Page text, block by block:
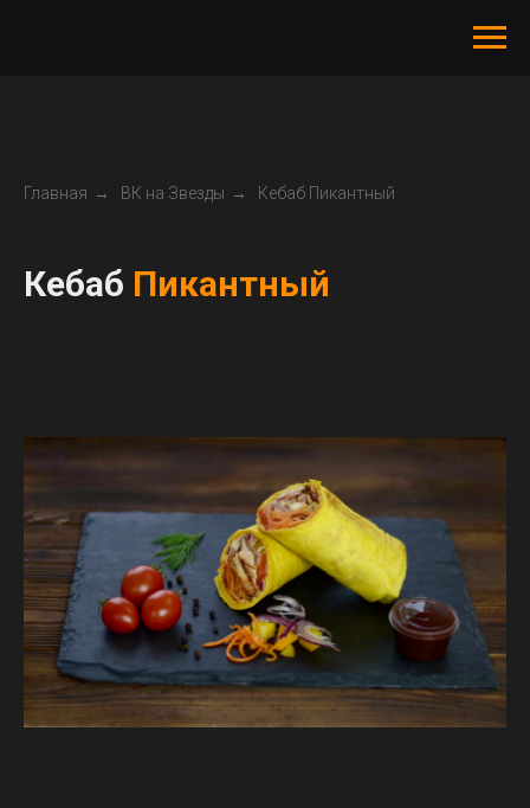
Главная → ВК на Звезды → Кебаб Пикантный
Кебаб Пикантный